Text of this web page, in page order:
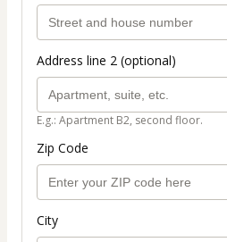
Address line 2 (optional)
E.g.: Apartment B2, second floor.
Zip Code
City